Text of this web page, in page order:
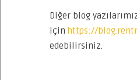
Diğer blog
için https://
edebilirsiniz.